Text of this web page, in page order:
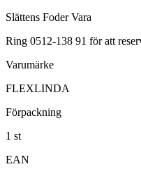
Slättens Foder Vara
Ring 0512-138 91 för att
Varumärke
FLEXLINDA
Förpackning
1 st
EAN